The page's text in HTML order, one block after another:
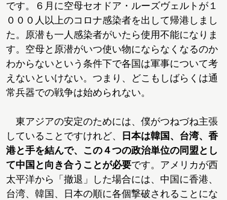
です。６月に空母セオドア・ルーズヴェルトが１
０００人以上のコロナ感染者を出して帰港しまし
た。原潜も一人感染者がいたら使用不能になりま
す。空母と原潜がいつ使い物にならなくなるのか
わからないという条件下で各国は軍事について考
えないといけない。つまり、どこもしばらくは通
常兵器での戦争は始められない。
東アジアの安定のためには、僕がつねづね主張
していることですけれど、
日本は韓国、台湾、香
港と手を結んで、この４つの政治単位の同盟とし
て中国と向き合うことが必要です。アメリカが西
太平洋から「撤退」した場合には、中国に香港、
台湾、韓国、日本の順に各個撃破されることにな